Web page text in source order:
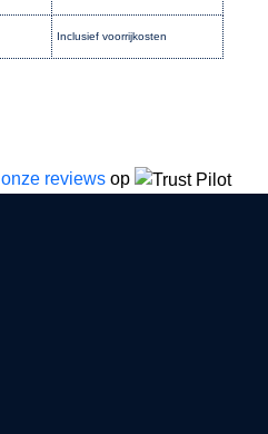
Inclusief voorrijkosten
onze reviewsop